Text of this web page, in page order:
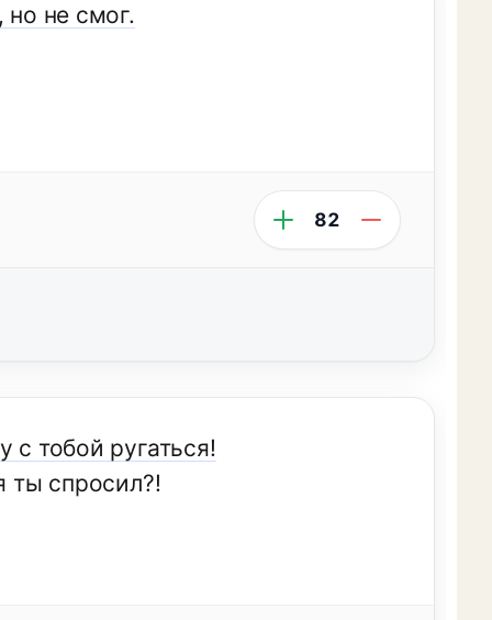
но не смог.
82
тобой ругаться!
ты спросил?!